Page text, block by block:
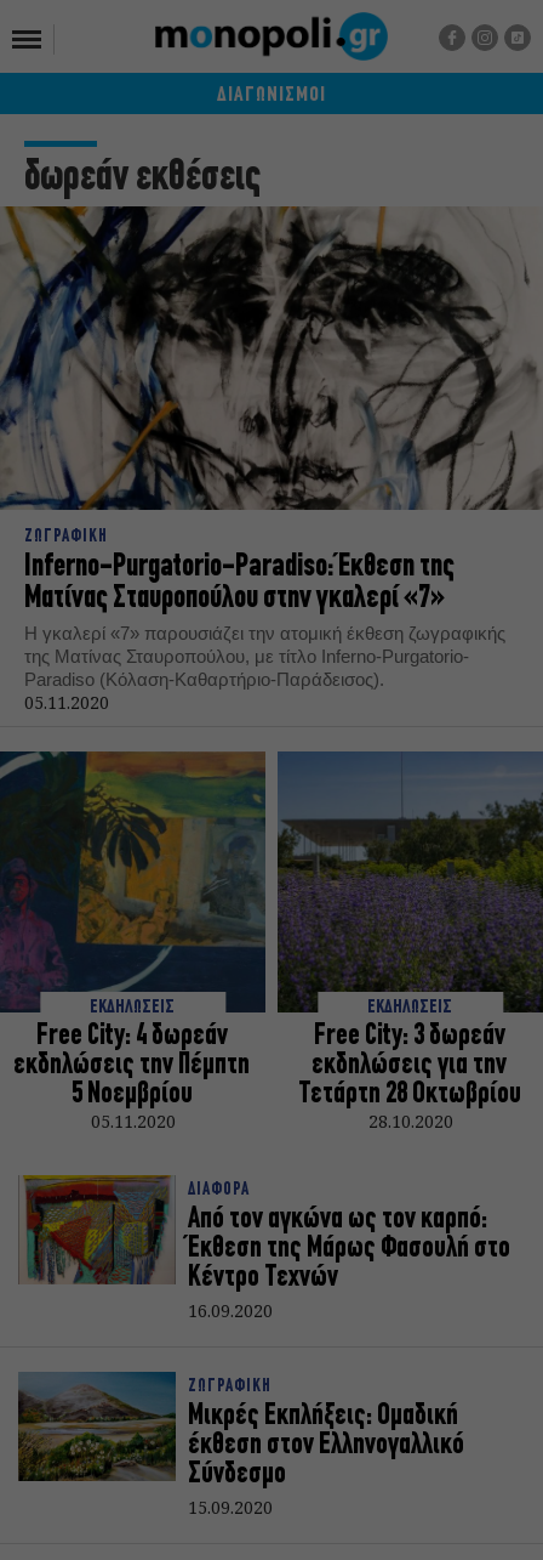
ΔΙΑΓΩΝΙΣΜΟΙ
δωρεάν εκθέσεις
ΖΩΓΡΑΦΙΚΗ
Inferno-Purgatorio-Paradiso: Έκθεση της
Ματίνας Σταυροπούλου στην γκαλερί «7»
H γκαλερί «7» παρουσιάζει την ατομική έκθεση ζωγραφικής
της Ματίνας Σταυροπούλου, με τίτλο Inferno-Purgatorio-
Paradiso (Κόλαση-Καθαρτήριο-Παράδεισος).
05.11.2020
ΕΚΔΗΛΩΣΕΙΣ
Free City: 4 δωρεάν
εκδηλώσεις την Πέμπτη
5 Νοεμβρίου
05.11.2020
ΕΚΔΗΛΩΣΕΙΣ
Free City: 3 δωρεάν
εκδηλώσεις για την
Τετάρτη 28 Οκτωβρίου
28.10.2020
ΔΙΑΦΟΡΑ
Από τον αγκώνα ως τον καρπό:
Έκθεση της Μάρως Φασουλή στο
Κέντρο Τεχνών
16.09.2020
ΖΩΓΡΑΦΙΚΗ
Μικρές Εκπλήξεις: Ομαδική
έκθεση στον Ελληνογαλλικό
Σύνδεσμο
15.09.2020